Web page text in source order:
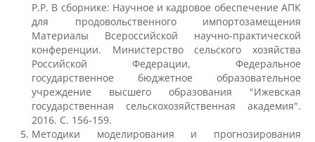
Вакантные места для приёма
(перевода) обучающихся
Доступная среда
Международное сотрудничество
Р.Р. В сборнике: Научное и кадровое обеспечение АПК
для продовольственного импортозамещения
Материалы Всероссийской научно-практической
конференции. Министерство сельского хозяйства
Российской Федерации, Федеральное
государственное бюджетное образовательное
учреждение высшего образования "Ижевская
государственная сельскохозяйственная академия".
2016. С. 156-159.
Методики моделирования и прогнозирования